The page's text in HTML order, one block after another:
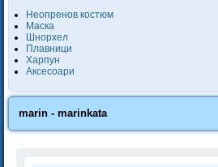
Неопренов костюм
Маска
Шнорхел
Плавници
Харпун
Аксесоари
marin - marinkata